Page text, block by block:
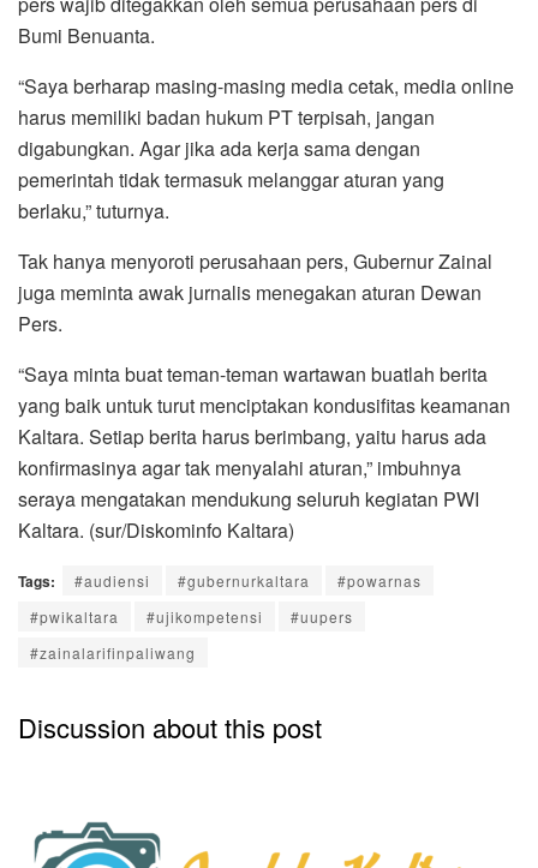
Bumi Benuanta.
“Saya berharap masing-masing media cetak, media online
harus memiliki badan hukum PT terpisah, jangan
digabungkan. Agar jika ada kerja sama dengan
pemerintah tidak termasuk melanggar aturan yang
berlaku,” tuturnya.
Tak hanya menyoroti perusahaan pers, Gubernur Zainal
juga meminta awak jurnalis menegakan aturan Dewan
Pers.
“Saya minta buat teman-teman wartawan buatlah berita
yang baik untuk turut menciptakan kondusifitas keamanan
Kaltara. Setiap berita harus berimbang, yaitu harus ada
konfirmasinya agar tak menyalahi aturan,” imbuhnya
seraya mengatakan mendukung seluruh kegiatan PWI
Kaltara. (sur/Diskominfo Kaltara)
Tags: #audiensi #gubernurkaltara
#powarnas
#pwikaltara
#ujikompetensi
#uupers
#zainalarifinpaliwang
Discussion about this post